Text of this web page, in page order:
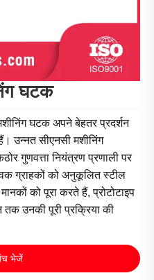
घटक
घटक अपने बेहतर प्रदर्शन
उन्नत सीएनसी मशीनिंग
गुणवत्ता नियंत्रण प्रणाली पर
ग्राहकों को अनुकूलित स्टील
को पूरा करते हैं, प्रोटोटाइप
उनकी पूरी प्रक्रिया की
भेजें